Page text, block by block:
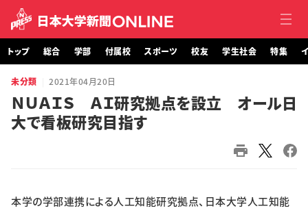
トップ
総合
トップ 総合 学部 付属校 スポーツ 校友 学生社会 特集
未分類 2021年04月20日
ＮＵＡＩＳ ＡＩ研究拠点を設立 オール日
大で看板研究目指す
本学の学部連携による人工知能研究拠点、日本大学人工知能